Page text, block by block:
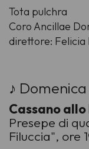
Tota pulchra
Coro Ancillae
direttore: Felicia
♪ Domenica
Cassano allo
Presepe di
Filuccia", ore